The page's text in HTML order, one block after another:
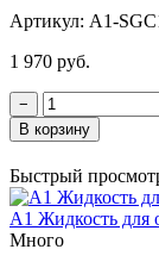
Артикул: A1-
1 970 руб.
−
В корзину
Быстрый
A1 Жидкость для
Много